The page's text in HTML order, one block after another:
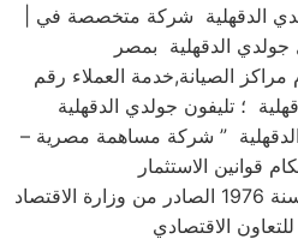
الدقهلية بمصر
مراكز الصيانة,خدمة العملاء رقم
” شركة مساهمة مصرية –
بموجب القرار رقم 125 لسنة 1976 الصادر من وزارة الاقتصاد